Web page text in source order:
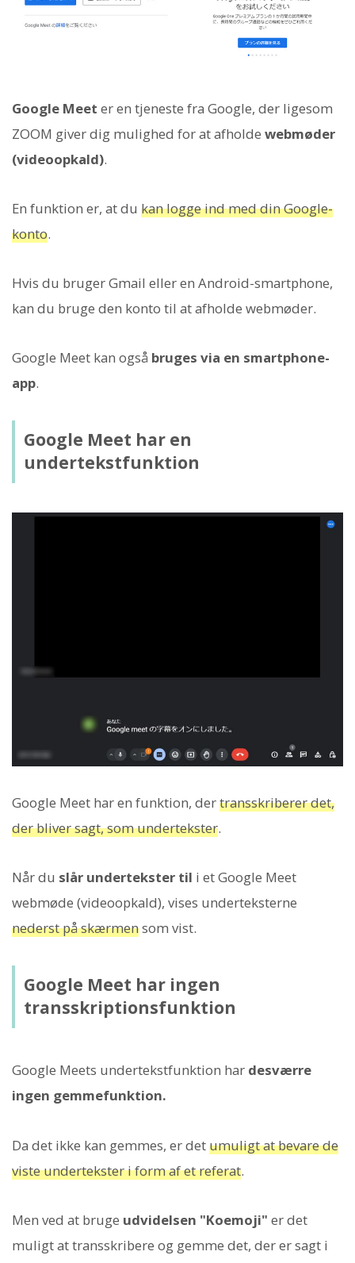
Google Meet er en tjeneste fra Google, der ligesom
ZOOM giver dig mulighed for at afholde webmøder
(videoopkald).
En funktion er, at du kan logge ind med din Google-
konto.
Hvis du bruger Gmail eller en Android-smartphone,
kan du bruge den konto til at afholde webmøder.
Google Meet kan også bruges via en smartphone-
app.
Google Meet har en
undertekstfunktion
Google Meet har en funktion, dertransskriberer det,
der bliver sagt, som undertekster.
Når du slår undertekster til i et Google Meet
webmøde (videoopkald), vises underteksterne
nederst på skærmensom vist.
Google Meet har ingen
transskriptionsfunktion
Google Meets undertekstfunktion har desværre
ingen gemmefunktion.
Da det ikke kan gemmes, er detumuligt at bevare de
viste undertekster i form af et referat.
Men ved at bruge udvidelsen "Koemoji" er det
muligt at transskribere og gemme det, der er sagt i